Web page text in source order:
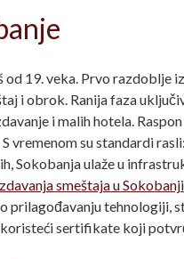
19. veka. Prvo razdoblje
i obrok. Ranija faza
i malih hotela.
su standardi
Sokobanja ulaže u
smeštaja u Sokobanji
prilagođavanju tehnologiji,
sertifikate koji